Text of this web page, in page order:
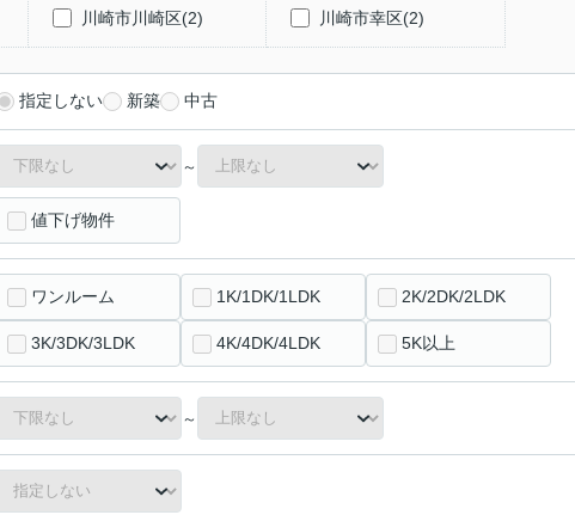
川崎市川崎区(2) 川崎市幸区(2)
指定しない 新築 中古
～
値下げ物件
ワンルーム 1K/1DK/1LDK 2K/2DK/2LDK
3K/3DK/3LDK 4K/4DK/4LDK 5K以上
～